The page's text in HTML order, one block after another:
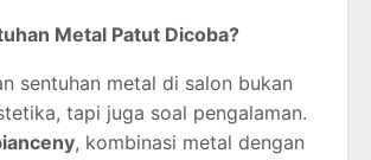
Metal Patut Dicoba?
sentuhan metal di salon bukan
tapi juga soal pengalaman.
, kombinasi metal dengan